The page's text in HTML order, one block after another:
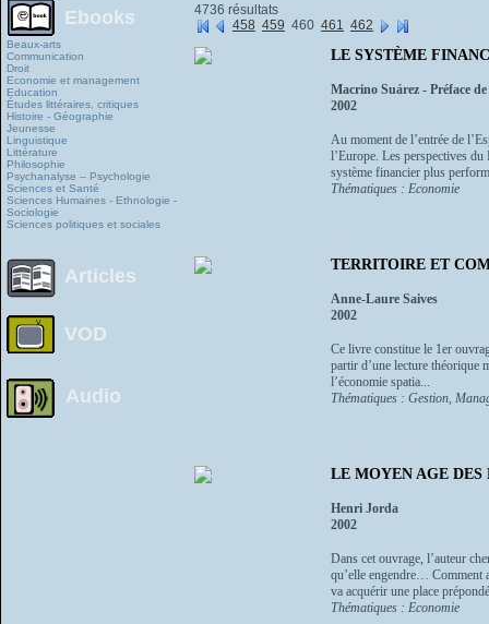
Ebooks
Beaux-arts
Communication
Droit
Economie et management
Education
Études littéraires, critiques
Histoire - Géographie
Jeunesse
Linguistique
Littérature
Philosophie
Psychanalyse – Psychologie
Sciences et Santé
Sciences Humaines - Ethnologie -
Sociologie
Sciences politiques et sociales
Articles
VOD
Audio
4736 résultats
458 459 460 461 462
LE SYSTÈME
Macrino Suárez - Préface
2002
Au moment de l’entrée de
l’Europe. Les perspectives
système financier plus
Thématiques : Economie
TERRITOIRE ET
Anne-Laure Saives
2002
Ce livre constitue le 1er
partir d’une lecture théorique
l’économie spatia...
Thématiques : Gestion,
LE MOYEN AGE DES
Henri Jorda
2002
Dans cet ouvrage, l’auteur
qu’elle engendre… Comment
va acquérir une place
Thématiques : Economie